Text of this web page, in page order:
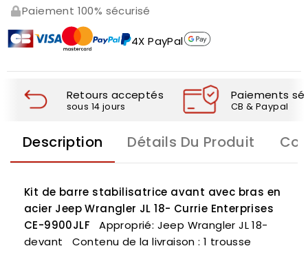
Paiement 100% sécurisé
4X PayPal
Retours acceptés
sous 14 jours
Paiements
CB & Paypal
Description Détails Du Produit
Kit de barre stabilisatrice avant avec bras en
acier Jeep Wrangler JL 18- Currie Enterprises
CE-9900JLF
Approprié: Jeep Wrangler JL 18-
devant
Contenu de la livraison : 1 trousse